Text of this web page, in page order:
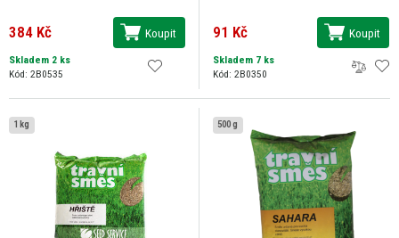
384 Kč Koupit
Skladem 2 ks
Kód: 2B0535
91 Kč Koupit
Skladem 7 ks
Kód: 2B0350
1 kg 500 g